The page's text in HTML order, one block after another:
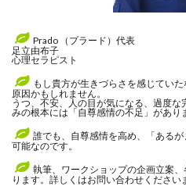
Prado （プラード）代表
足立由布子
心理セラピスト
もし貴方が生きづらさを感じてい
原因かもしれません。
うつ、不安、人の目が気になる、過度
みの根本には「自尊感情の不足」があり
誰でも、自尊感情を高め、「ある
可能なのです。
執筆、ワークショップの企画立案
ります。詳しくはお問い合わせください